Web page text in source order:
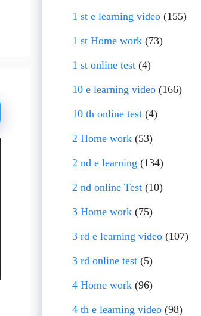
1 st e learning video (155)
1 st Home work (73)
1 st online test (4)
10 e learning video (166)
10 th online test (4)
2 Home work (53)
2 nd e learning (134)
2 nd online Test (10)
3 Home work (75)
3 rd e learning video (107)
3 rd online test (5)
4 Home work (96)
4 th e learning video (98)